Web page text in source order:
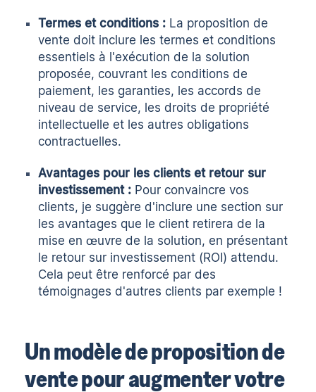
Termes et conditions : La proposition de
vente doit inclure les termes et conditions
essentiels à l'exécution de la solution
proposée, couvrant les conditions de
paiement, les garanties, les accords de
niveau de service, les droits de propriété
intellectuelle et les autres obligations
contractuelles.
Avantages pour les clients et retour sur
investissement : Pour convaincre vos
clients, je suggère d'inclure une section sur
les avantages que le client retirera de la
mise en œuvre de la solution, en présentant
le retour sur investissement (ROI) attendu.
Cela peut être renforcé par des
témoignages d'autres clients par exemple !
Un modèle de proposition de
vente pour augmenter votre